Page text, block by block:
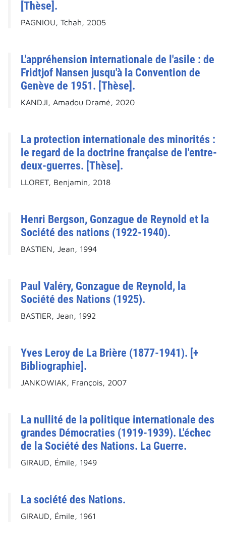
[Thèse].
PAGNIOU, Tchah, 2005
L'appréhension internationale de l'asile : de
Fridtjof Nansen jusqu'à la Convention de
Genève de 1951. [Thèse].
KANDJI, Amadou Dramé, 2020
La protection internationale des minorités :
le regard de la doctrine française de l'entre-
deux-guerres. [Thèse].
LLORET, Benjamin, 2018
Henri Bergson, Gonzague de Reynold et la
Société des nations (1922-1940).
BASTIEN, Jean, 1994
Paul Valéry, Gonzague de Reynold, la
Société des Nations (1925).
BASTIER, Jean, 1992
Yves Leroy de La Brière (1877-1941). [+
Bibliographie].
JANKOWIAK, François, 2007
La nullité de la politique internationale des
grandes Démocraties (1919-1939). L'échec
de la Société des Nations. La Guerre.
GIRAUD, Émile, 1949
La société des Nations.
GIRAUD, Émile, 1961